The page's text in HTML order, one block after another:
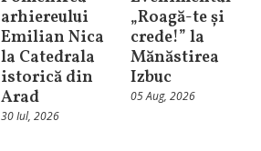
arhiereului
Emilian Nica
la Catedrala
istorică din
Arad
30 Iul, 2026
„Roagă-te și
crede!” la
Mănăstirea
Izbuc
05 Aug, 2026